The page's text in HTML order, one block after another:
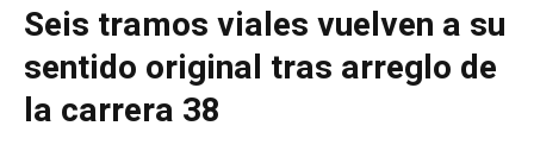
Seis tramos viales vuelven a su
sentido original tras arreglo de
la carrera 38